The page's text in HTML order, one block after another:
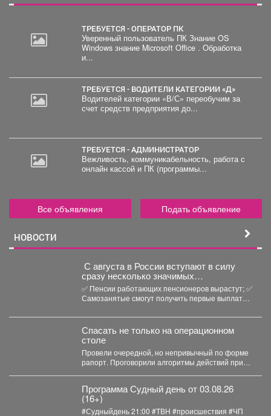
ТРЕБУЕТСЯ - ОПЕРАТОР ПК
Уверенный пользователь ПК Знание OS
Windows знание Microsoft Office . Обработка
и...
ТРЕБУЕТСЯ - ВОДИТЕЛИ КАТЕГОРИИ «Д»
Водителей категории «В/С» переобучим за
счет средств предприятия до...
ТРЕБУЕТСЯ - АДМИНИСТРАТОР
Вежливость, коммуникабельность, работа с
онлайн кассой и ПК (программы...
Все объявления Подать объявление
НОВОСТИ
С августа в России вступают в силу
сразу несколько значимых
нововведений
✅ Пенсии работающих пенсионеров вырастут; ✅
Самозанятые смогут получить первые выплаты
Спасать не только на операционном
столе
Провели очередной, но непривычный по форме
рапорт. Проговорили алгоритмы действий при
Программа Судный день от 03.08.26
(16+)
#Судныйдень 21:00 #ТВН #происшествия #ЧП